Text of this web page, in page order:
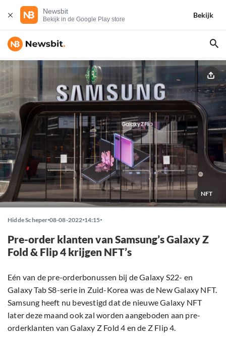
Newsbit
Bekijk in de Google Play store
Bekijk
NFT
Hidde Scheper 08-08-2022 14:15
Pre-order klanten van Samsung’s Galaxy Z
Fold & Flip 4 krijgen NFT’s
Eén van de pre-orderbonussen bij de Galaxy S22- en
Galaxy Tab S8-serie in Zuid-Korea was de New Galaxy NFT.
Samsung heeft nu bevestigd dat de nieuwe Galaxy NFT
later deze maand ook zal worden aangeboden aan pre-
orderklanten van Galaxy Z Fold 4 en de Z Flip 4.